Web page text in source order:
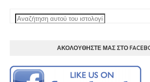
ΑΚΟΛΟΥΘΗΣΤΕ ΜΑΣ ΣΤΟ